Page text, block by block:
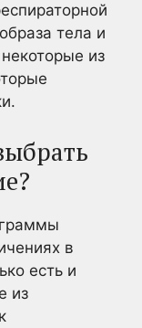
тела и
из
в
есть и
из